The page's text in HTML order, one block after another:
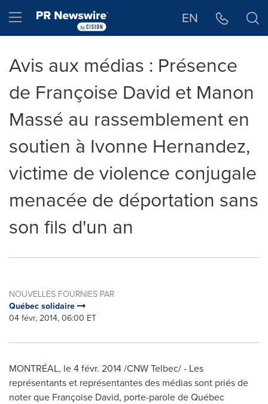
Hamburger menu EN
Avis aux médias : Présence
de Françoise David et Manon
Massé au rassemblement en
soutien à Ivonne Hernandez,
victime de violence conjugale
menacée de déportation sans
son fils d'un an
NOUVELLES FOURNIES PAR
Québec solidaire
04 févr, 2014, 06:00 ET
MONTRÉAL, le 4 févr. 2014 /CNW Telbec/ - Les
représentants et représentantes des médias sont priés de
noter que Françoise David, porte-parole de Québec